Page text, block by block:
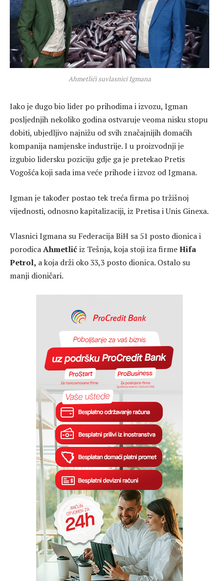
Ahmetlići suvlasnici Igmana
Iako je dugo bio lider po prihodima i izvozu, Igman
posljednjih nekoliko godina ostvaruje veoma nisku stopu
dobiti, ubjedljivo najnižu od svih značajnijih domaćih
kompanija namjenske industrije. I u proizvodnji je
izgubio lidersku poziciju gdje ga je pretekao Pretis
Vogošća koji sada ima veće prihode i izvoz od Igmana.
Igman je također postao tek treća firma po tržišnoj
vijednosti, odnosno kapitalizaciji, iz Pretisa i Unis Ginexa.
Vlasnici Igmana su Federacija BiH sa 51 posto dionica i
porodicaAhmetlićiz Tešnja, koja stoji iza firmeHifa
Petrol, a koja drži oko 33,3 posto dionica. Ostalo su
manji dioničari.